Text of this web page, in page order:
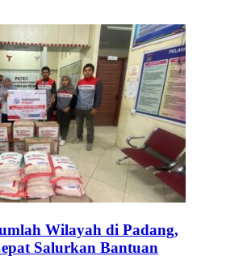
Wilayah di Padang,
Salurkan Bantuan